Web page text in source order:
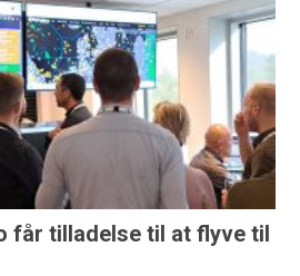
får tilladelse til at flyve til